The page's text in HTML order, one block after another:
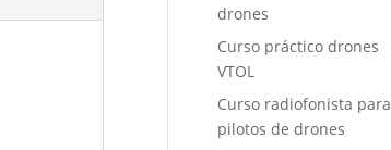
drones
Curso práctico drones
VTOL
Curso radiofonista para
pilotos de drones